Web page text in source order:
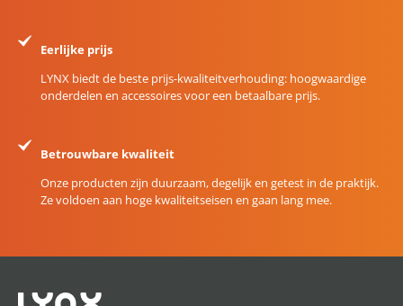
Eerlijke prijs
LYNX biedt de beste prijs-kwaliteitverhouding: hoogwaardige
onderdelen en accessoires voor een betaalbare prijs.
Betrouwbare kwaliteit
Onze producten zijn duurzaam, degelijk en getest in de praktijk.
Ze voldoen aan hoge kwaliteitseisen en gaan lang mee.